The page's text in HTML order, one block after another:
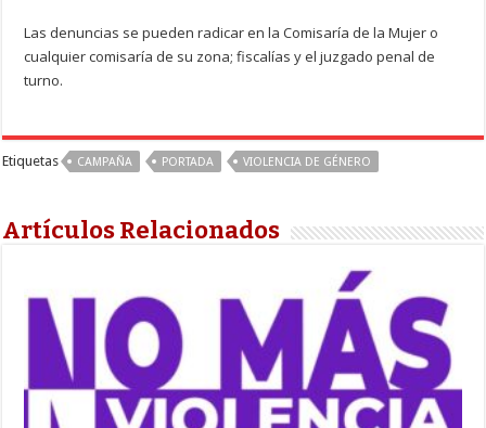
Las denuncias se pueden radicar en la Comisaría de la Mujer o
cualquier comisaría de su zona; fiscalías y el juzgado penal de
turno.
Etiquetas CAMPAÑA PORTADA VIOLENCIA DE GÉNERO
Artículos Relacionados